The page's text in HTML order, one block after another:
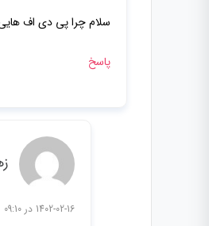
سلام چرا پی دی اف
پاسخ
1402-02-16 در 09:10